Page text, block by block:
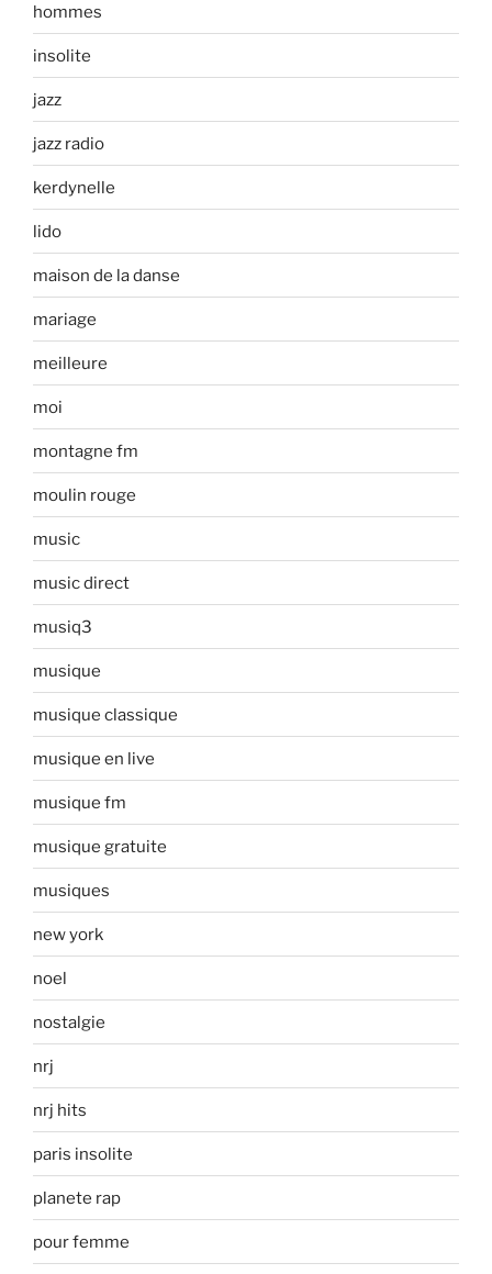
hommes
insolite
jazz
jazz radio
kerdynelle
lido
maison de la danse
mariage
meilleure
moi
montagne fm
moulin rouge
music
music direct
musiq3
musique
musique classique
musique en live
musique fm
musique gratuite
musiques
new york
noel
nostalgie
nrj
nrj hits
paris insolite
planete rap
pour femme